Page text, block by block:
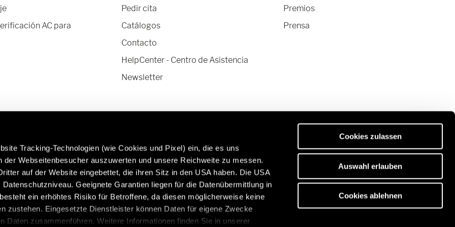
Tracking-Technologien (wie Cookies und Pixel) ein, die es uns
der Webseitenbesucher auszuwerten und unsere Reichweite zu messen.
auf der Website eingebettet, die ihren Sitz in den USA haben. Die USA
Geeignete Garantien liegen für die Datenübermittlung in
ein erhöhtes Risiko für Betroffene, da diesen möglicherweise keine
zustehen. Eingesetzte Dienstleister können Daten für eigene Zwecke
Daten zusammenführen. Weitere Informationen finden Sie in unserer
Cookies zulassen
Auswahl erlauben
Cookies ablehnen
AC para
Pedir cita
Catálogos
Contacto
HelpCenter - Centro de Asistencia
Newsletter
Premios
Prensa
Más información sobre los recambios y
accesorios originales de Hymer:
/es/es/servicio/accesorios-originales
Caravanas de primera calidad:
https://www.eriba.com/de/en